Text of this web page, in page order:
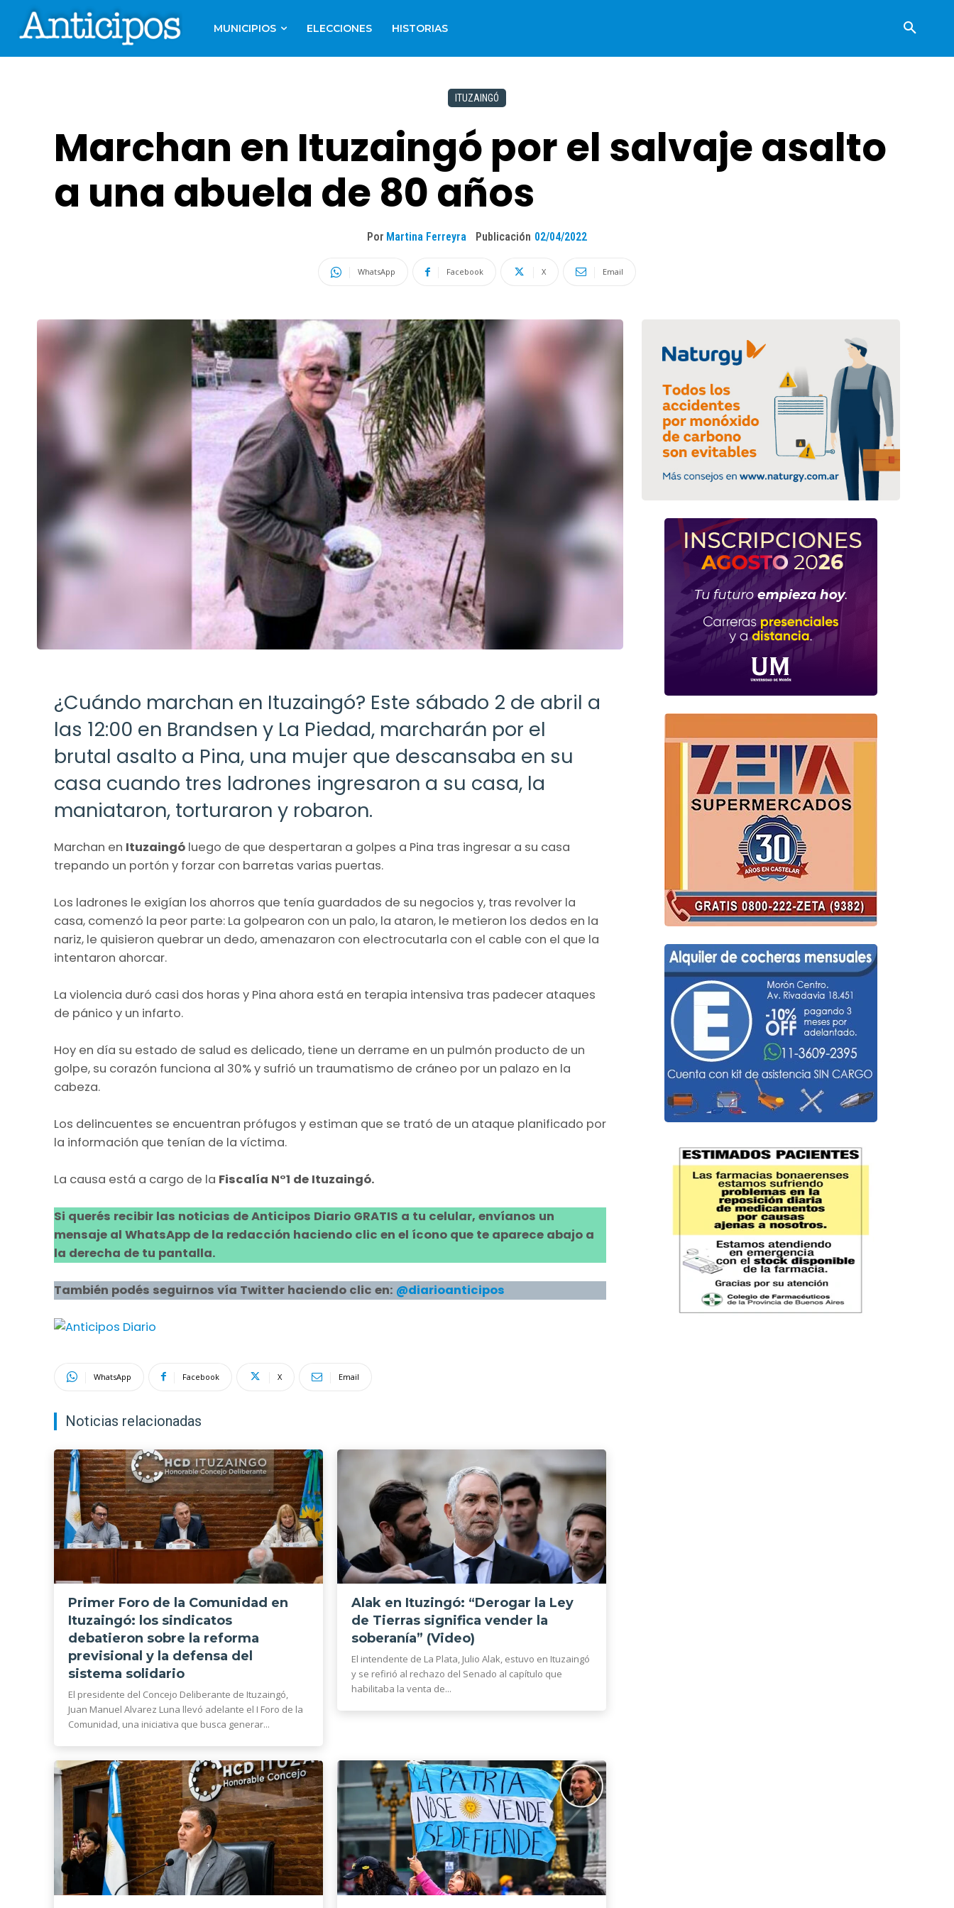
MUNICIPIOS ELECCIONES HISTORIAS
ITUZAINGÓ
Marchan en Ituzaingó por el salvaje asalto
a una abuela de 80 años
Por Martina Ferreyra Publicación 02/04/2022
WhatsApp Facebook X Email
¿Cuándo marchan en Ituzaingó? Este sábado 2 de abril a
las 12:00 en Brandsen y La Piedad, marcharán por el
brutal asalto a Pina, una mujer que descansaba en su
casa cuando tres ladrones ingresaron a su casa, la
maniataron, torturaron y robaron.
Marchan en Ituzaingó luego de que despertaran a golpes a Pina tras ingresar a su casa
trepando un portón y forzar con barretas varias puertas.
Los ladrones le exigían los ahorros que tenía guardados de su negocios y, tras revolver la
casa, comenzó la peor parte: La golpearon con un palo, la ataron, le metieron los dedos en la
nariz, le quisieron quebrar un dedo, amenazaron con electrocutarla con el cable con el que la
intentaron ahorcar.
La violencia duró casi dos horas y Pina ahora está en terapia intensiva tras padecer ataques
de pánico y un infarto.
Hoy en día su estado de salud es delicado, tiene un derrame en un pulmón producto de un
golpe, su corazón funciona al 30% y sufrió un traumatismo de cráneo por un palazo en la
cabeza.
Los delincuentes se encuentran prófugos y estiman que se trató de un ataque planificado por
la información que tenían de la víctima.
La causa está a cargo de la Fiscalía N°1 de Ituzaingó.
Si querés recibir las noticias de Anticipos Diario GRATIS a tu celular, envíanos un
mensaje al WhatsApp de la redacción haciendo clic en el ícono que te aparece abajo a
la derecha de tu pantalla.
También podés seguirnos vía Twitter haciendo clic en: @diarioanticipos
WhatsApp Facebook X Email
Noticias relacionadas
Primer Foro de la Comunidad en
Ituzaingó: los sindicatos
debatieron sobre la reforma
previsional y la defensa del
sistema solidario
El presidente del Concejo Deliberante de Ituzaingó,
Juan Manuel Alvarez Luna llevó adelante el I Foro de la
Comunidad, una iniciativa que busca generar...
Alak en Ituzingó: “Derogar la Ley
de Tierras significa vender la
soberanía” (Video)
El intendente de La Plata, Julio Alak, estuvo en Ituzaingó
y se refirió al rechazo del Senado al capítulo que
habilitaba la venta de...